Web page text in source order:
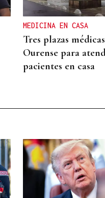
MEDICINA EN CASA
Tres plazas
Ourense para
pacientes en casa